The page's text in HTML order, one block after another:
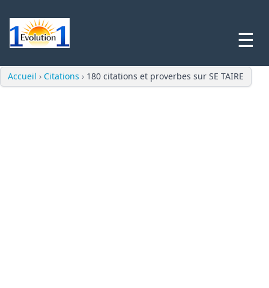
☰
Accueil › Citations › 180 citations et proverbes sur SE TAIRE